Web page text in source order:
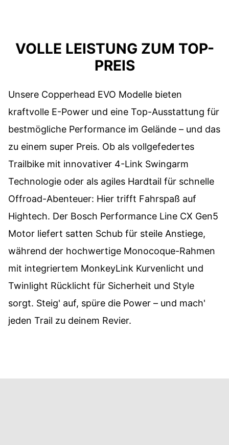
VOLLE LEISTUNG ZUM TOP-
PREIS
Unsere Copperhead EVO Modelle bieten
kraftvolle E-Power und eine Top-Ausstattung für
bestmögliche Performance im Gelände – und das
zu einem super Preis. Ob als vollgefedertes
Trailbike mit innovativer 4-Link Swingarm
Technologie oder als agiles Hardtail für schnelle
Offroad-Abenteuer: Hier trifft Fahrspaß auf
Hightech. Der Bosch Performance Line CX Gen5
Motor liefert satten Schub für steile Anstiege,
während der hochwertige Monocoque-Rahmen
mit integriertem MonkeyLink Kurvenlicht und
Twinlight Rücklicht für Sicherheit und Style
sorgt. Steig' auf, spüre die Power – und mach'
jeden Trail zu deinem Revier.